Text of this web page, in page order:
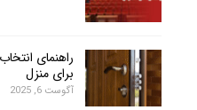
راهنمای
برای منزل
آگوست 6, 2025